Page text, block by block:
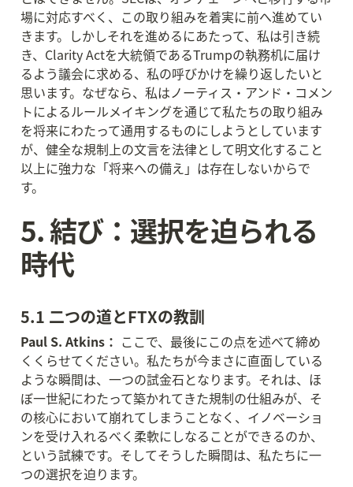
場に対応すべく、この取り組みを着実に前へ進めてい
きます。しかしそれを進めるにあたって、私は引き続
き、Clarity Actを大統領であるTrumpの執務机に届け
るよう議会に求める、私の呼びかけを繰り返したいと
思います。なぜなら、私はノーティス・アンド・コメン
トによるルールメイキングを通じて私たちの取り組み
を将来にわたって通用するものにしようとしています
が、健全な規制上の文言を法律として明文化すること
以上に強力な「将来への備え」は存在しないからで
す。
5. 結び：選択を迫られる
時代
5.1 二つの道とFTXの教訓
Paul S. Atkins： ここで、最後にこの点を述べて締め
くくらせてください。私たちが今まさに直面している
ような瞬間は、一つの試金石となります。それは、ほ
ぼ一世紀にわたって築かれてきた規制の仕組みが、そ
の核心において崩れてしまうことなく、イノベーショ
ンを受け入れるべく柔軟にしなることができるのか、
という試練です。そしてそうした瞬間は、私たちに一
つの選択を迫ります。